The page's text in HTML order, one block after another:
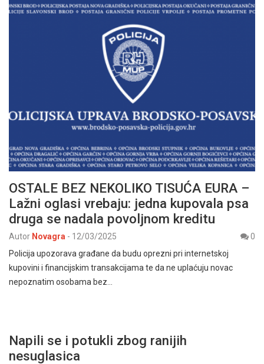
OSTALE BEZ NEKOLIKO TISUĆA EURA –
Lažni oglasi vrebaju: jedna kupovala psa
druga se nadala povoljnom kreditu
Autor Novagra - 12/03/2025
0
Policija upozorava građane da budu oprezni pri internetskoj
kupovini i financijskim transakcijama te da ne uplaćuju novac
nepoznatim osobama bez…
Napili se i potukli zbog ranijih
nesuglasica